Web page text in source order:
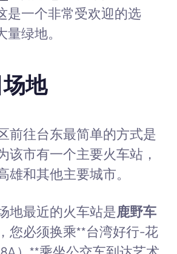
是一个非常受欢迎的选
绿地。
地
前往台东最简单的方式是
该市有一个主要火车站，
雄和其他主要城市。
地最近的火车站是鹿野车
您必须换乘**台湾好行-花